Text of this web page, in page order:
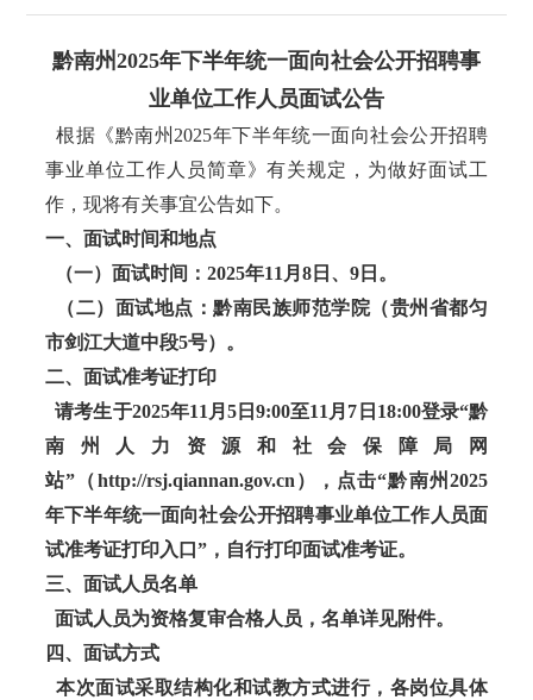
黔南州2025年下半年统一面向社会公开招聘事
业单位工作人员面试公告
根据《黔南州2025年下半年统一面向社会公开招聘
事业单位工作人员简章》有关规定，为做好面试工
作，现将有关事宜公告如下。
一、面试时间和地点
（一）面试时间：2025年11月8日、9日。
（二）面试地点：黔南民族师范学院（贵州省都匀
市剑江大道中段5号）。
二、面试准考证打印
请考生于2025年11月5日9:00至11月7日18:00登录“黔
南州人力资源和社会保障局网
站”（http://rsj.qiannan.gov.cn），点击“黔南州2025
年下半年统一面向社会公开招聘事业单位工作人员面
试准考证打印入口”，自行打印面试准考证。
三、面试人员名单
面试人员为资格复审合格人员，名单详见附件。
四、面试方式
本次面试采取结构化和试教方式进行，各岗位具体